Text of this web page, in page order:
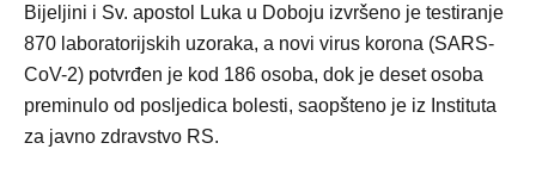
Bijeljini i Sv. apostol Luka u Doboju izvršeno je testiranje
870 laboratorijskih uzoraka, a novi virus korona (SARS-
CoV-2) potvrđen je kod 186 osoba, dok je deset osoba
preminulo od posljedica bolesti, saopšteno je iz Instituta
za javno zdravstvo RS.